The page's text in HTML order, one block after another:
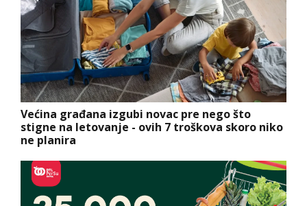
Većina građana izgubi novac pre nego što
stigne na letovanje - ovih 7 troškova skoro niko
ne planira